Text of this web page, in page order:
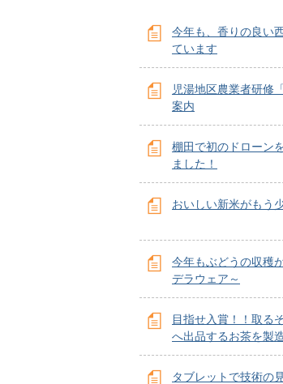
今年も、香りの良い
ています
児湯地区農業者研修
案内
棚田で初のドローン
ました！
おいしい新米がもう
今年もぶどうの収穫
デラウェア～
目指せ入賞！！取る
へ出品するお茶を製
タブレットで技術の